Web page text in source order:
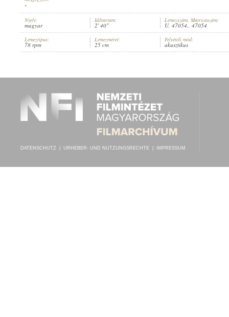
INTERPRET: RÓZSA S. LAJOS,VESZPRÉMI KISS JANCSI CIGÁNYZENEKARA
-
Nyelv:
magyar
Időtartam:
2' 40"
Lemezszám, Matricaszám:
U. 47054., 47054
Lemeztípus:
78 rpm
Lemezméret:
25 cm
Felvételi mód:
akusztikus
DATENSCHUTZ URHEBER- UND NUTZUNGSRECHTE IMPRESSUM